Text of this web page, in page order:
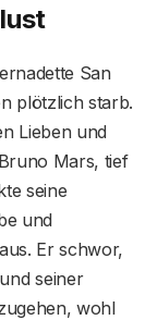
San
plötzlich starb.
Lieben und
Mars, tief
seine
und
Er schwor,
seiner
wohl